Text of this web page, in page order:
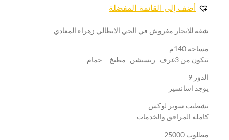
أضف إلى القائمة المفضلة
شقه للايجار مفروش في الحي الايطالي زهراء المعادي
مساحه 140م
تتكون من 3غرف -ريسبشن -مطبخ – حمام-
الدور 9
يوجد اسانسير
تشطيب سوبر لوكس
كامله المرافق والخدمات
مطلوب 25000